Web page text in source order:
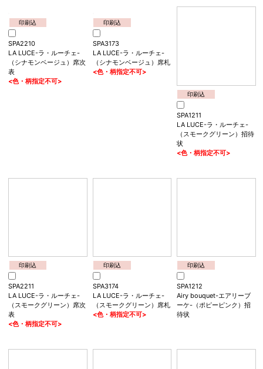
SPA3172
LA LUCE-ラ・ルーチェ-
（テラコッタピンク）席札
<色・柄指定不可>
SPA2210
LA LUCE-ラ・ルーチェ-
（シナモンベージュ）席次
表
<色・柄指定不可>